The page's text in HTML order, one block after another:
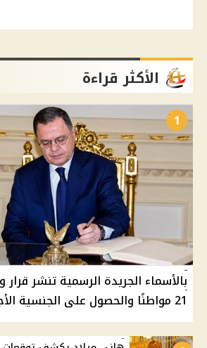
الأكثر قراءة
1
بالأسماء الجريدة الرسمية تنشر قرار
21 مواطنًا والحصول على الجنسية الأجنبية